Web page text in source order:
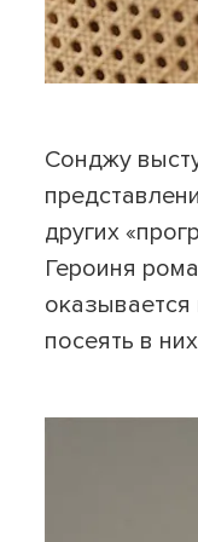
Сонджу
других
Героиня
посеять в